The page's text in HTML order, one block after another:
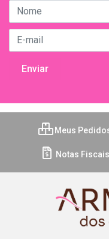
Meus
Notas Fiscais